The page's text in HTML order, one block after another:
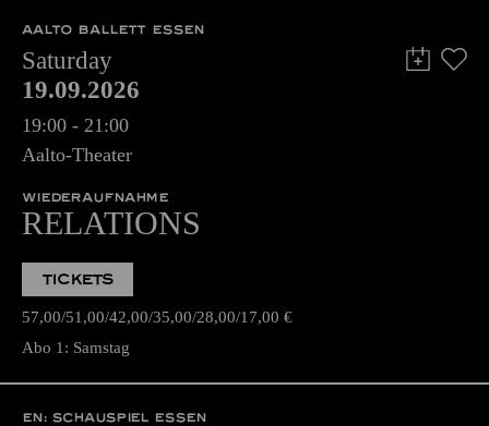
AALTO BALLETT ESSEN
Saturday
19.09.2026
19:00 - 21:00
Aalto-Theater
WIEDERAUFNAHME
RELATIONS
TICKETS
57,00 51,00 42,00 35,00 28,00 17,00 €
Abo 1: Samstag
EN: SCHAUSPIEL ESSEN